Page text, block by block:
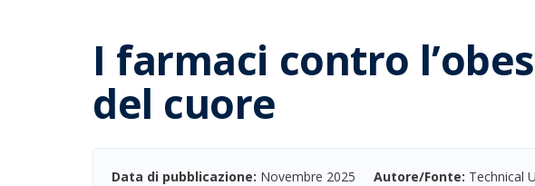
I farmaci contro
del cuore
Data di pubblicazione: Novembre 2025 Autore/Fonte: Technical